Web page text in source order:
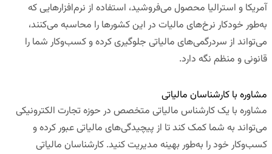
آمریکا و استرالیا محصول می‌فروشید، استفاده از نرم‌افزارهایی که
به‌طور خودکار نرخ‌های مالیات در این کشورها را محاسبه می‌کنند،
می‌تواند از سردرگمی‌های مالیاتی جلوگیری کرده و کسب‌وکار شما را
قانونی و منظم نگه دارد.
مشاوره با کارشناسان مالیاتی
مشاوره با یککارشناس مالیاتی متخصص در حوزه تجارت الکترونیکی
می‌تواند به شما کمک کند تا از پیچیدگی‌های مالیاتی عبور کرده و
کسب‌وکار خود را به‌طور بهینه مدیریت کنید. کارشناسان مالیاتی